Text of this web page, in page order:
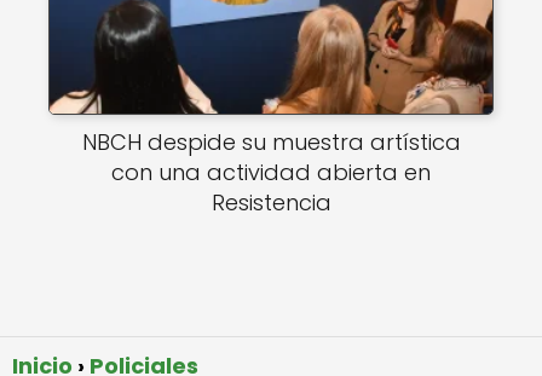
NBCH despide su muestra artística
con una actividad abierta en
Resistencia
Inicio Policiales